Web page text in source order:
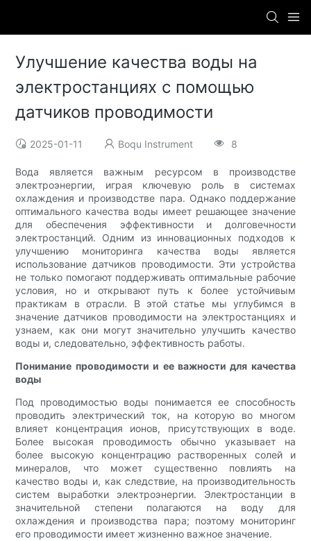
Улучшение качества воды на
электростанциях с помощью
датчиков проводимости
2025-01-11 Boqu Instrument 8
Вода является важным ресурсом в производстве
электроэнергии, играя ключевую роль в системах
охлаждения и производстве пара. Однако поддержание
оптимального качества воды имеет решающее значение
для обеспечения эффективности и долговечности
электростанций. Одним из инновационных подходов к
улучшению мониторинга качества воды является
использование датчиков проводимости. Эти устройства
не только помогают поддерживать оптимальные рабочие
условия, но и открывают путь к более устойчивым
практикам в отрасли. В этой статье мы углубимся в
значение датчиков проводимости на электростанциях и
узнаем, как они могут значительно улучшить качество
воды и, следовательно, эффективность работы.
Понимание проводимости и ее важности для качества
воды
Под проводимостью воды понимается ее способность
проводить электрический ток, на которую во многом
влияет концентрация ионов, присутствующих в воде.
Более высокая проводимость обычно указывает на
более высокую концентрацию растворенных солей и
минералов, что может существенно повлиять на
качество воды и, как следствие, на производительность
систем выработки электроэнергии. Электростанции в
значительной степени полагаются на воду для
охлаждения и производства пара; поэтому мониторинг
его проводимости имеет жизненно важное значение.